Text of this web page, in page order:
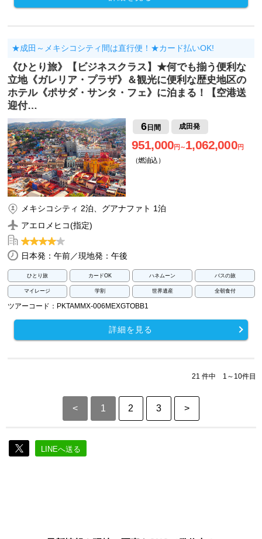
★成田～メキシコシティ間は直行便！★カード払いOK!
《ひとり旅》【ビジネスクラス】★何でも揃う便利な
立地《ガレリア・プラザ》＆観光に便利な歴史地区の
ホテル《ポサダ・サンタ・フェ》に泊まる！【空港送
迎付…
6日間 成田発
951,000円～1,062,000円
（燃油込）
メキシコシティ 2泊、グアナファト 1泊
アエロメヒコ(指定)
日本発：午前／現地発：午後
ひとり旅 カードOK ハネムーン バスの旅
マイレージ 学割 世界遺産 全朝食付
ツアーコード：PKTAMMX-006MEXGTOBB1
詳細を見る
21 件中 1～10件目
< 1 2 3 >
LINEへ送る